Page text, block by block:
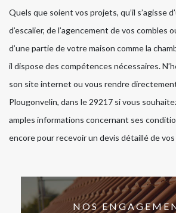
Quels que soient vos projets, qu’il s’agisse
d’escalier, de l’agencement de vos combles
d’une partie de votre maison comme la
il dispose des compétences nécessaires.
son site internet ou vous rendre
Plougonvelin, dans le 29217 si vous
amples informations concernant ses
encore pour recevoir un devis détaillé de
NOS